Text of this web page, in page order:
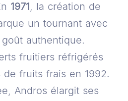
1971, la création de
un tournant avec
authentique.
fruitiers réfrigérés
fruits frais en 1992.
Andros élargit ses